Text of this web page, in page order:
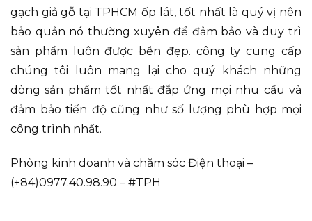
gạch giả gỗ tại TPHCM ốp lát, tốt nhất là quý vị nên
bảo quản nó thường xuyên để đảm bảo và duy trì
sản phẩm luôn được bền đẹp. công ty cung cấp
chúng tôi luôn mang lại cho quý khách những
dòng sản phẩm tốt nhất đắp ứng mọi nhu cầu và
đảm bảo tiến độ cũng như số lượng phù hợp mọi
công trình nhất.
Phòng kinh doanh và chăm sóc Điện thoại –
(+84)0977.40.98.90 – #TPH